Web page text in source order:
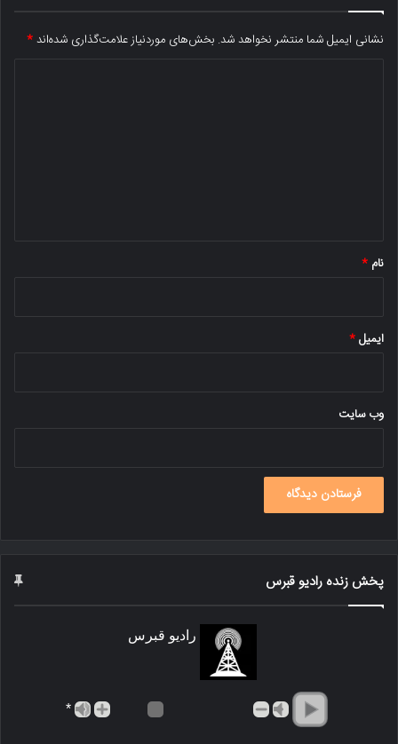
نشانی ایمیل شما منتشر نخواهد شد. بخش‌های موردنیاز علامت‌گذاری شده‌اند*
نام *
ایمیل*
وب‌ سایت
پخش زنده رادیو قبرس
رادیو قبرس
*